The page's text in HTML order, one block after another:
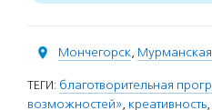
Мончегорск,
ТЕГИ: благотворительная
возможностей», креативность,